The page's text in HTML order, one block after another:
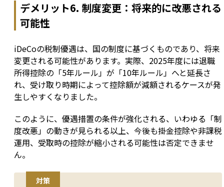
デメリット6. 制度変更：将来的に改悪される
可能性
iDeCoの税制優遇は、国の制度に基づくものであり、将来
変更される可能性があります。実際、2025年度には退職
所得控除の「5年ルール」が「10年ルール」へと延長さ
れ、受け取り時期によって控除額が減額されるケースが発
生しやすくなりました。
このように、優遇措置の条件が強化される、いわゆる「制
度改悪」の動きが見られる以上、今後も掛金控除や非課税
運用、受取時の控除が縮小される可能性は否定できませ
ん。
対策